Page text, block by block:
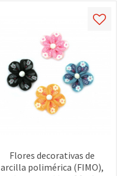
Flores decorativas de
arcilla polimérica (FIMO),